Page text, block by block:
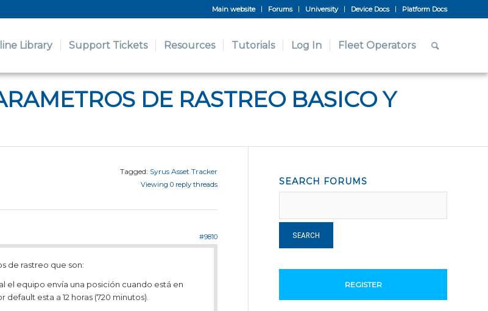
Main website Forums University Device Docs Platform Docs
Library Support Tickets Resources Tutorials Log In Fleet Operators
DE RASTREO BASICO Y
Tagged: Syrus Asset Tracker
Viewing 0 reply threads
#9810
de rastreo que son:
el equipo envía una posición cuando está en
esta a 12 horas (720 minutos).
SEARCH FORUMS
REGISTER